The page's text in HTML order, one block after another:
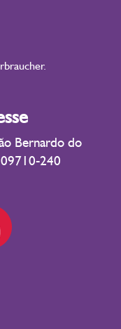
Bernardo do
240